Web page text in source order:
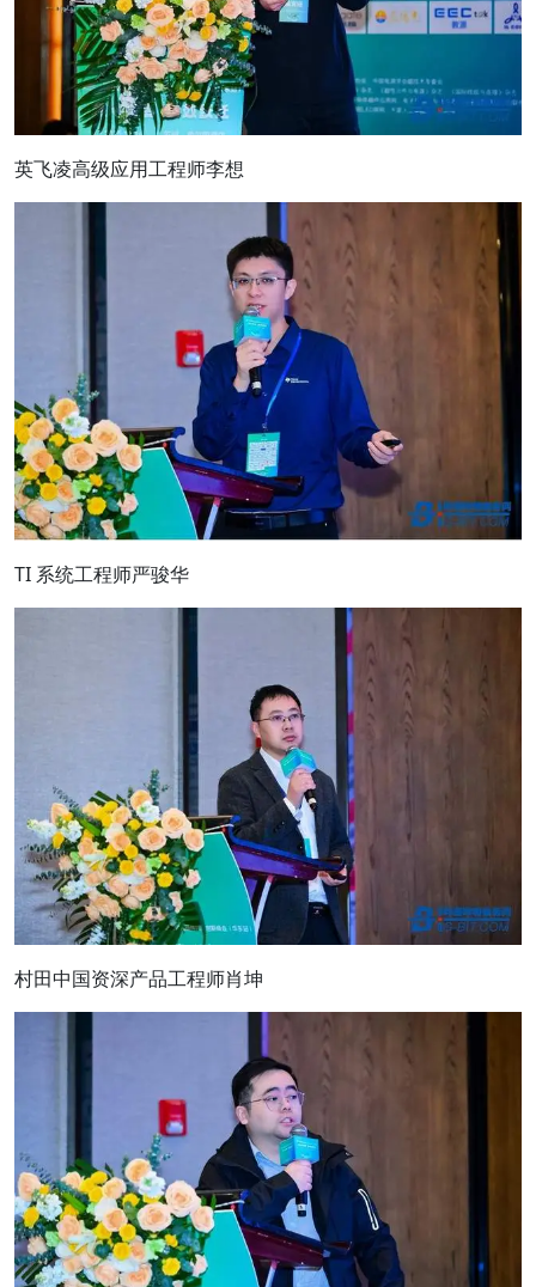
英飞凌高级应用工程师李想
TI 系统工程师严骏华
村田中国资深产品工程师肖坤